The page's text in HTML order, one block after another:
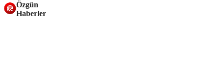
Özgün
Haberler